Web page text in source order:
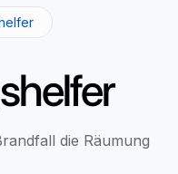
die Räumung